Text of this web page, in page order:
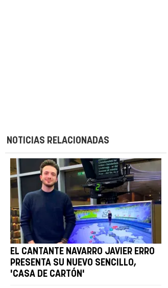
NOTICIAS RELACIONADAS
EL CANTANTE NAVARRO JAVIER ERRO
PRESENTA SU NUEVO SENCILLO,
'CASA DE CARTÓN'